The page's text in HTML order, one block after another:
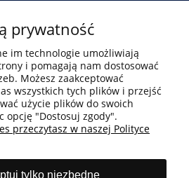
Przejdź
Informacje
i dostawa
Moje konto
prywatność
im technologie umożliwiają
i pomagają nam dostosować
Możesz zaakceptować
wszystkich tych plików i przejść
użycie plików do swoich
opcję "Dostosuj zgody".
przeczytasz w naszej Polityce
tylko niezbędne